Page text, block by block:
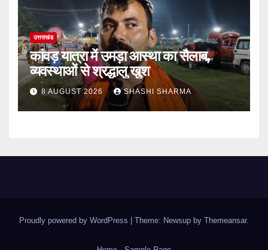
उत्तराखंड
कांवड़ यात्रा में उमड़ा आस्था का सैलाब,
व्यवस्थाओं से श्रद्धालु खुश
8 AUGUST 2026 SHASHI SHARMA
Proudly powered by WordPress Theme: Newsup by Themeansar.